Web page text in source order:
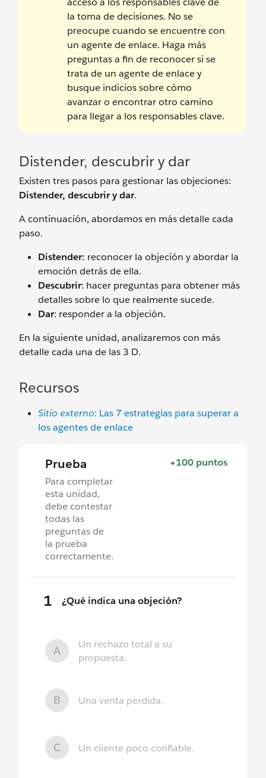
la toma de decisiones. No se
preocupe cuando se encuentre con
un agente de enlace. Haga más
preguntas a fin de reconocer si se
trata de un agente de enlace y
busque indicios sobre cómo
avanzar o encontrar otro camino
para llegar a los responsables clave.
Distender, descubrir y dar
Existen tres pasos para gestionar las objeciones:
Distender, descubrir y dar.
A continuación, abordamos en más detalle cada
paso.
Distender: reconocer la objeción y abordar la
emoción detrás de ella.
Descubrir: hacer preguntas para obtener más
detalles sobre lo que realmente sucede.
Dar: responder a la objeción.
En la siguiente unidad, analizaremos con más
detalle cada una de las 3 D.
Recursos
Sitio externo: Las 7 estrategias para superar a
los agentes de enlace